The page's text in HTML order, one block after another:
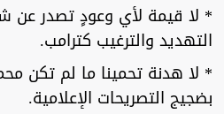
* لا قيمة لأي وعودٍ تصدر عن
التهديد والترغيب كترامب.
* لا هدنة تحمينا ما لم تكن
بضجيج التصريحات الإعلامية.